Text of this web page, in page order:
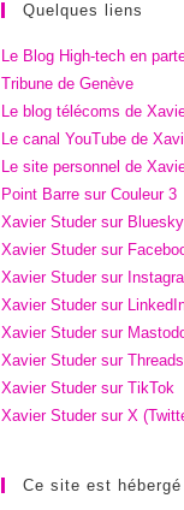
Quelques liens
Le Blog High-tech en
Tribune de Genève
Le blog télécoms de
Le canal YouTube de
Le site personnel de
Point Barre sur Couleur 3
Xavier Studer sur Bluesky
Xavier Studer sur
Xavier Studer sur
Xavier Studer sur
Xavier Studer sur
Xavier Studer sur Threads
Xavier Studer sur TikTok
Xavier Studer sur X
Ce site est hébergé